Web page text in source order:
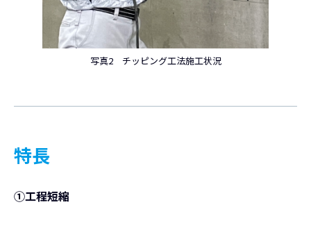
写真2 チッピング工法施工状況
特長
①工程短縮